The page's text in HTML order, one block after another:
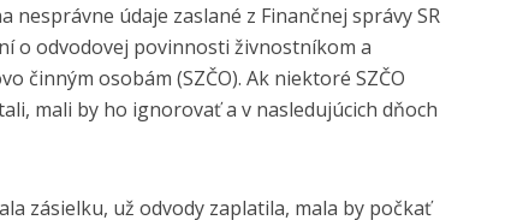
nesprávne údaje zaslané z Finančnej správy SR
o odvodovej povinnosti živnostníkom a
činným osobám (SZČO). Ak niektoré SZČO
mali by ho ignorovať a v nasledujúcich dňoch
zásielku, už odvody zaplatila, mala by počkať